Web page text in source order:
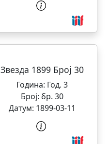
Звезда 1899 Број 30
Година: Год. 3
Број: бр. 30
Датум: 1899-03-11